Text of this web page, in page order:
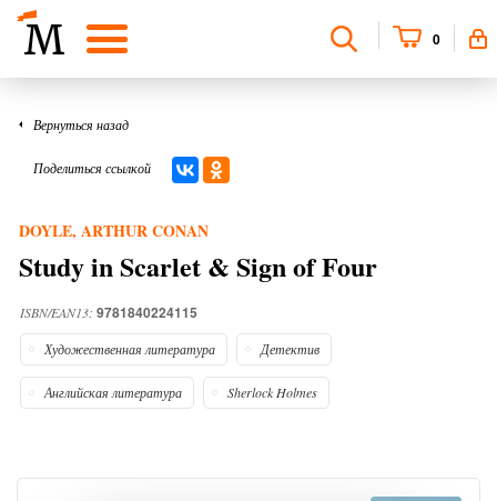
0
Вернуться назад
Поделиться ссылкой
DOYLE, ARTHUR CONAN
Study in Scarlet & Sign of Four
ISBN/EAN13: 9781840224115
Художественная литература Детектив
Английская литература Sherlock Holmes